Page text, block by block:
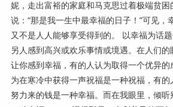
妮，走出富裕的家庭和马克思过着极端贫
说：“那是我一生中最幸福的日子！”可见，
又不是人人能够享受得到的。 以幸福为
另人感到高兴或欢乐事情或境遇。在人们
让你感到幸福，有的人认为取得一个优异的
为在寒冷中获得一声祝福是一种祝福，有
努力来的钱是一种幸福。而在我眼里，倾